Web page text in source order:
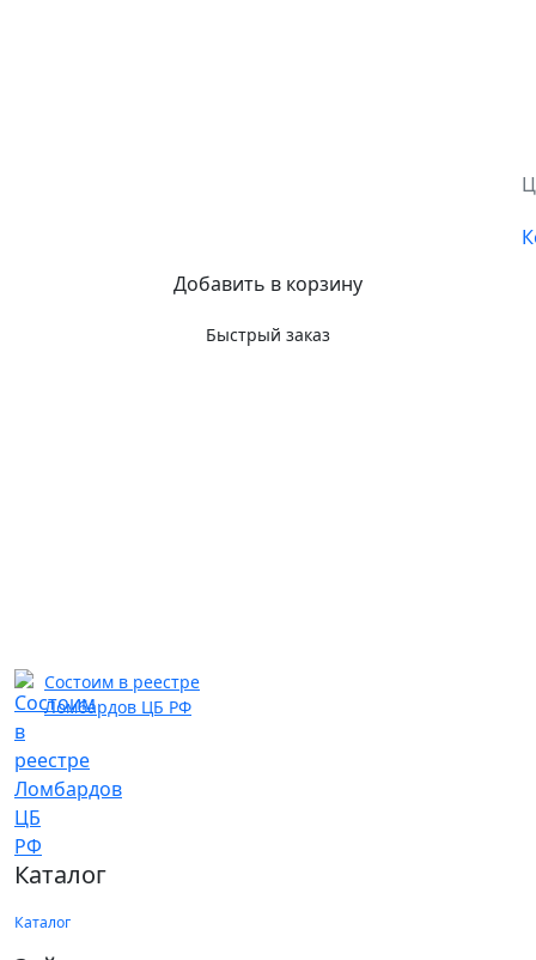
Добавить в корзину
Быстрый заказ
Состоим в реестре
Ломбардов ЦБ РФ
Каталог
Каталог